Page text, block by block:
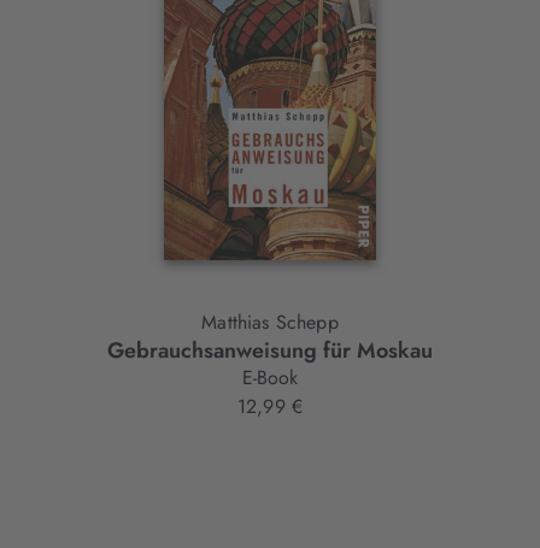
Matthias Schepp
Gebrauchsanweisung für Moskau
E-Book
12,99 €